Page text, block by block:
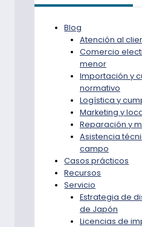
Blog
Atención al
Comercio
menor
Importación y
normativo
Logística y
Marketing y
Reparación y
Asistencia
campo
Casos prácticos
Recursos
Servicio
Estrategia de
de Japón
Licencias de